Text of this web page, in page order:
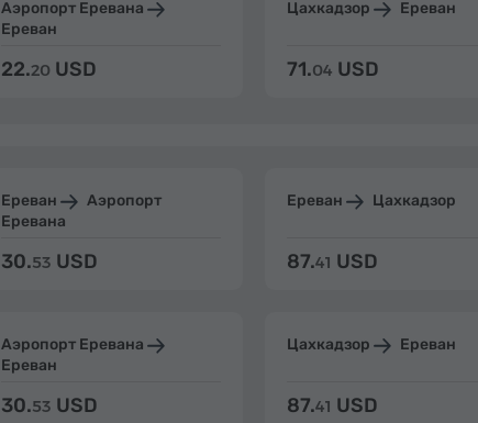
Аэропорт Еревана
Ереван
22.20 USD
Цахкадзор Ереван
71.04 USD
Ереван
Аэропорт
Еревана
30.53 USD
Аэропорт Еревана
Ереван
30.53 USD
Ереван Цахкадзор
87.41 USD
Цахкадзор Ереван
87.41 USD